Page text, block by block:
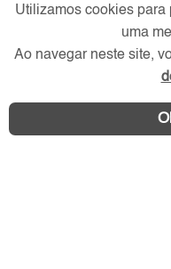
Utilizamos cookies para
uma
Ao navegar neste site,